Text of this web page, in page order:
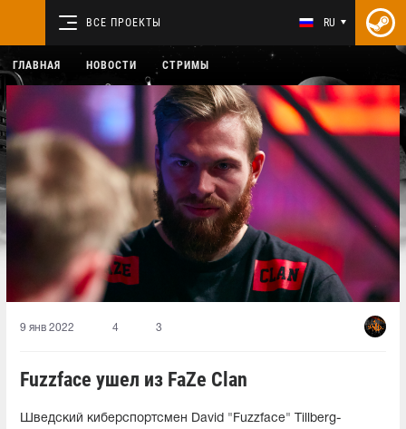
ВСЕ ПРОЕКТЫ RU
ГЛАВНАЯ НОВОСТИ СТРИМЫ
9 янв 2022 4 3
Fuzzface ушел из FaZe Clan
Шведский киберспортсмен David "Fuzzface" Tillberg-